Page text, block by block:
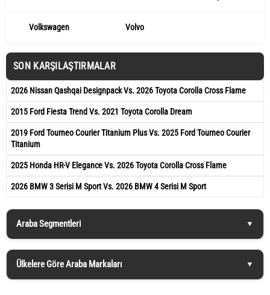
Volkswagen Volvo
SON KARŞILAŞTIRMALAR
2026 Nissan Qashqai Designpack Vs. 2026 Toyota Corolla Cross Flame
2015 Ford Fiesta Trend Vs. 2021 Toyota Corolla Dream
2019 Ford Tourneo Courier Titanium Plus Vs. 2025 Ford Tourneo Courier
Titanium
2025 Honda HR-V Elegance Vs. 2026 Toyota Corolla Cross Flame
2026 BMW 3 Serisi M Sport Vs. 2026 BMW 4 Serisi M Sport
Araba Segmentleri
Ülkelere Göre Araba Markaları